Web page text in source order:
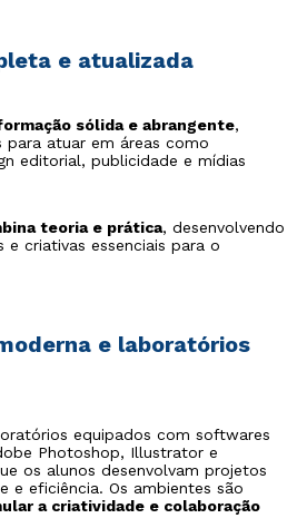
: desenvolvimento de
e interfaces para o mercado
: elaboração de recursos visuais
e plataformas de ensino a
: transformação de dados
e dashboards interativos.
e atualizada
sólida e abrangente,
atuar em áreas como
editorial, publicidade e mídias
teoria e prática, desenvolvendo
criativas essenciais para o
e laboratórios
equipados com softwares
Photoshop, Illustrator e
os alunos desenvolvam projetos
e eficiência. Os ambientes são
a criatividade e colaboração